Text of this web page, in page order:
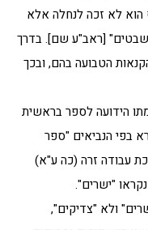
הוא לא זכה לנחלה אלא
[ראב"ע שם]. בדרך
הטבועה בהם, ובכך
הידועה לספר בראשית
בפי הנביאים "ספר
עבודה זרה (כה ע"א)
"ישרים".
ולא "צדיקים",